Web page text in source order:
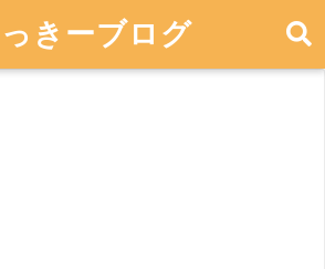
っきーブログ